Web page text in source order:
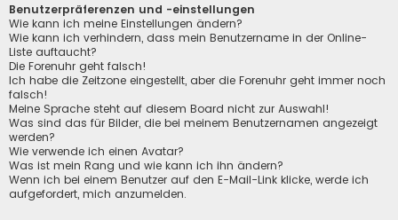
Benutzerpräferenzen und -einstellungen
Wie kann ich meine Einstellungen ändern?
Wie kann ich verhindern, dass mein Benutzername in der Online-
Liste auftaucht?
Die Forenuhr geht falsch!
Ich habe die Zeitzone eingestellt, aber die Forenuhr geht immer noch
falsch!
Meine Sprache steht auf diesem Board nicht zur Auswahl!
Was sind das für Bilder, die bei meinem Benutzernamen angezeigt
werden?
Wie verwende ich einen Avatar?
Was ist mein Rang und wie kann ich ihn ändern?
Wenn ich bei einem Benutzer auf den E-Mail-Link klicke, werde ich
aufgefordert, mich anzumelden.